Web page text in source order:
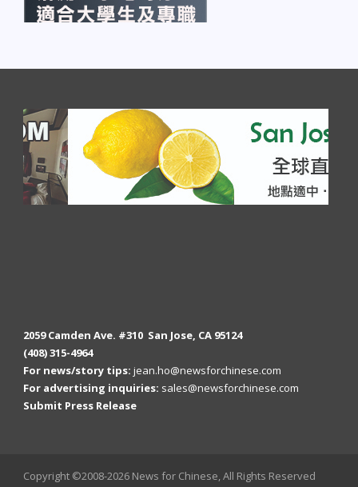
2059 Camden Ave. #310 San Jose, CA 95124
(408) 315-4964
For news/story tips: jean.ho@newsforchinese.com
For advertising inquiries: sales@newsforchinese.com
Submit Press Release
Copyright ©2008-2026 News for Chinese, All Rights Reserved